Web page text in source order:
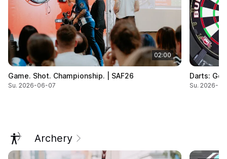
02:00
Game. Shot. Championship. | SAF26
Su. 2026-06-07
Darts:
Su. 2026-
Archery